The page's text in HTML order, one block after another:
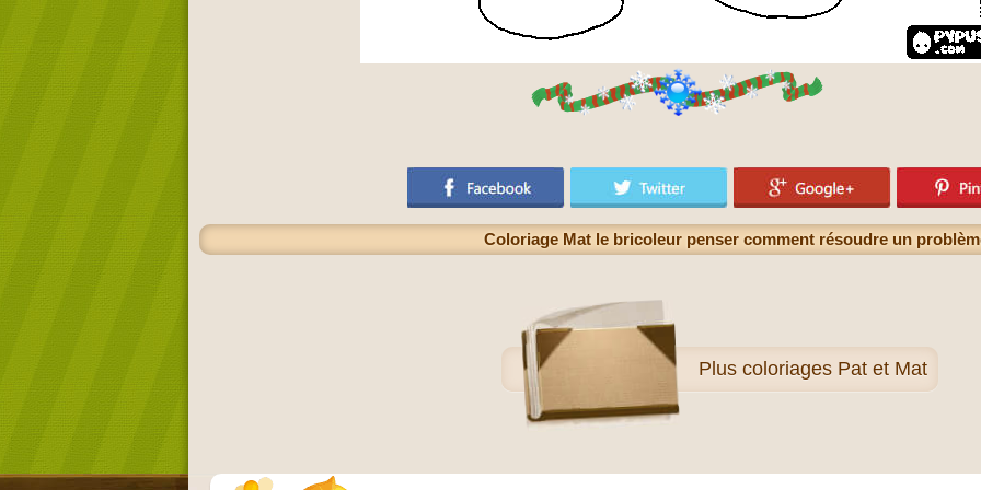
Coloriage Mat le bricoleur penser comment résoudre un
Plus coloriages Pat et Mat